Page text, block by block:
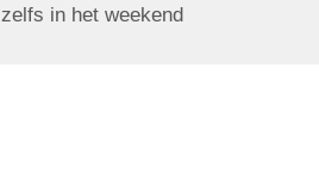
zelfs in het weekend